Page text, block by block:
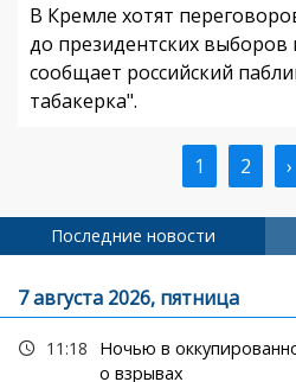
В Кремле хотят
до президентских выборов
сообщает российский
табакерка".
Текущая
страница
1 2 ›
Последние новости
7 августа 2026, пятница
11:18
Ночью в
о взрывах